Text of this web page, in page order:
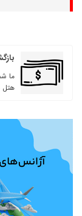
بازگشت
ما
هتل